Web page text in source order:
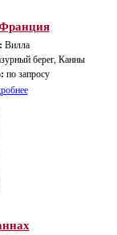
Вилла
берег, Канны
по запросу